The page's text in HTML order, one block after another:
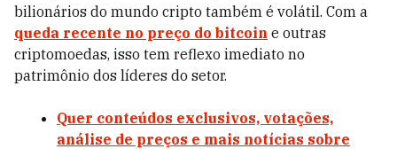
bilionários do mundo cripto também é volátil. Com a
queda recente no preço do bitcoin e outras
criptomoedas, isso tem reflexo imediato no
patrimônio dos líderes do setor.
Quer conteúdos exclusivos, votações,
análise de preços e mais notícias sobre